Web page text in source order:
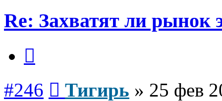
Re: Захватят ли рынок
#246 Тигирь » 25 фев